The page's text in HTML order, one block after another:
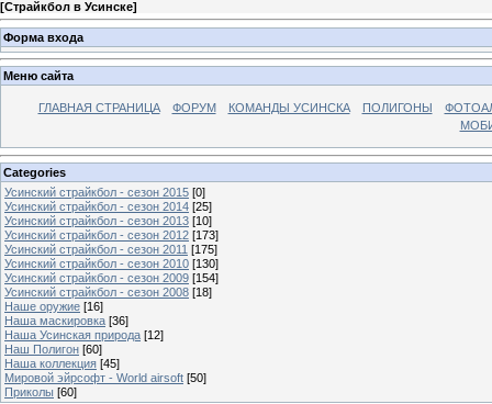
[Страйкбол в Усинске]
Форма входа
Меню сайта
ГЛАВНАЯ СТРАНИЦА ФОРУМ КОМАНДЫ УСИНСКА ПОЛИГОНЫ
Categories
Усинский страйкбол - сезон 2015 [0]
Усинский страйкбол - сезон 2014 [25]
Усинский страйкбол - сезон 2013 [10]
Усинский страйкбол - сезон 2012 [173]
Усинский страйкбол - сезон 2011 [175]
Усинский страйкбол - сезон 2010 [130]
Усинский страйкбол - сезон 2009 [154]
Усинский страйкбол - сезон 2008 [18]
Наше оружие [16]
Наша маскировка [36]
Наша Усинская природа [12]
Наш Полигон [60]
Наша коллекция [45]
Мировой эйрсофт - World airsoft [50]
Приколы [60]